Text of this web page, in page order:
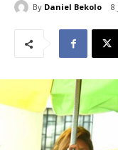
By Daniel Bekolo 8